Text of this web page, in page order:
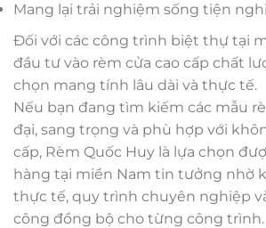
Mang lại trải nghiệm sống tiện nghi
Đối với các công trình biệt thự tại
đầu tư vào rèm cửa cao cấp chất
chọn mang tính lâu dài và thực tế.
Nếu bạn đang tìm kiếm các mẫu
đại, sang trọng và phù hợp với
cấp, Rèm Quốc Huy là lựa chọn
hàng tại miền Nam tin tưởng nhờ
thực tế, quy trình chuyên nghiệp
công đồng bộ cho từng công trình.